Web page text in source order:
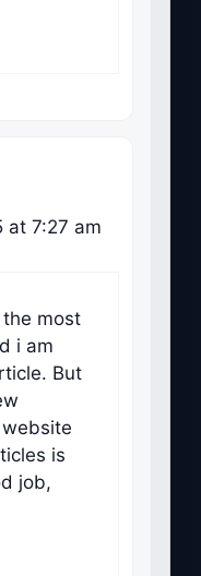
at 7:27 am
most
i am
But
is
job,